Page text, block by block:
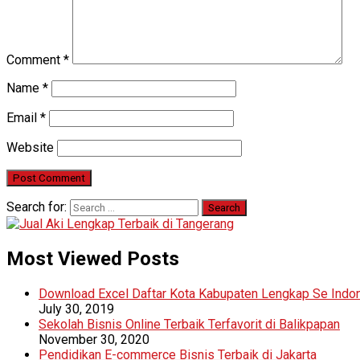
Comment *
Name *
Email *
Website
Search for:
Most Viewed Posts
Download Excel Daftar Kota Kabupaten Lengkap Se
July 30, 2019
Sekolah Bisnis Online Terbaik Terfavorit di Balikpapan
November 30, 2020
Pendidikan E-commerce Bisnis Terbaik di Jakarta